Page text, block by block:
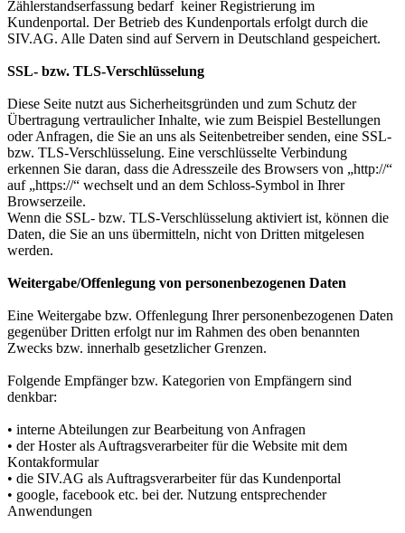
Zählerstandserfassung bedarf keiner Registrierung im
Kundenportal. Der Betrieb des Kundenportals erfolgt durch die
SIV.AG. Alle Daten sind auf Servern in Deutschland gespeichert.
SSL- bzw. TLS-Verschlüsselung
Diese Seite nutzt aus Sicherheitsgründen und zum Schutz der
Übertragung vertraulicher Inhalte, wie zum Beispiel Bestellungen
oder Anfragen, die Sie an uns als Seitenbetreiber senden, eine SSL-
bzw. TLS-Verschlüsselung. Eine verschlüsselte Verbindung
erkennen Sie daran, dass die Adresszeile des Browsers von „http://“
auf „https://“ wechselt und an dem Schloss-Symbol in Ihrer
Browserzeile.
Wenn die SSL- bzw. TLS-Verschlüsselung aktiviert ist, können die
Daten, die Sie an uns übermitteln, nicht von Dritten mitgelesen
werden.
Weitergabe/Offenlegung von personenbezogenen Daten
Eine Weitergabe bzw. Offenlegung Ihrer personenbezogenen Daten
gegenüber Dritten erfolgt nur im Rahmen des oben benannten
Zwecks bzw. innerhalb gesetzlicher Grenzen.
Folgende Empfänger bzw. Kategorien von Empfängern sind
denkbar:
• interne Abteilungen zur Bearbeitung von Anfragen
• der Hoster als Auftragsverarbeiter für die Website mit dem
Kontakformular
• die SIV.AG als Auftragsverarbeiter für das Kundenportal
• google, facebook etc. bei der. Nutzung entsprechender
Anwendungen